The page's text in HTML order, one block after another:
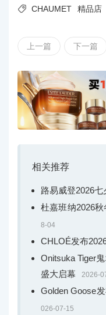
然相融。宾客可于此
796年，拿破仑
约瑟芬皇后加冕，开
AUMET尚美的臻作中
时光流转，昔日
尖的自我表达。冠冕
 CHAUMET 精品店
上一篇 下一篇
相关推荐
路易威登2026
杜嘉班纳2026
8-04
CHLOÉ发布
Onitsuka Tiger
盛大启幕
2026-
Golden Goose
026-07-15